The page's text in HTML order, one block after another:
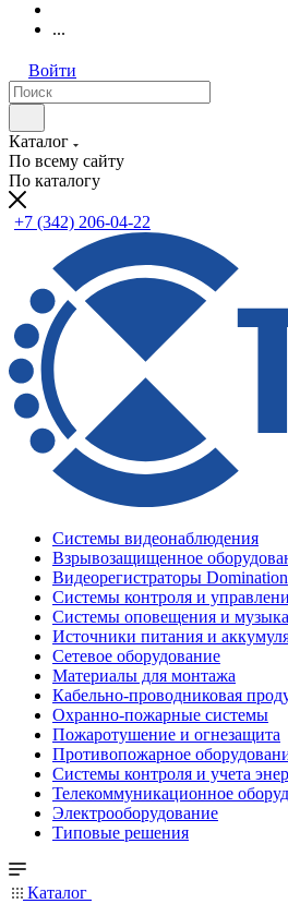
...
Войти
Каталог
По всему сайту
По каталогу
+7 (342) 206-04-22
Системы видеонаблюдения
Взрывозащищенное
Видеорегистраторы Domination
Системы контроля и
Системы оповещения и
Источники питания и
Сетевое оборудование
Материалы для монтажа
Кабельно-проводниковая
Охранно-пожарные системы
Пожаротушение и огнезащита
Противопожарное
Системы контроля и учета
Телекоммуникационное
Электрооборудование
Типовые решения
Каталог